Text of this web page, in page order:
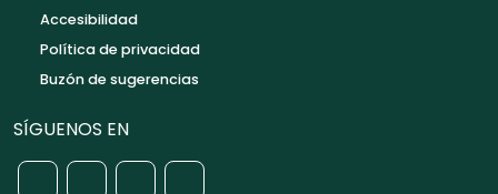
Accesibilidad
Política de privacidad
Buzón de sugerencias
SÍGUENOS EN